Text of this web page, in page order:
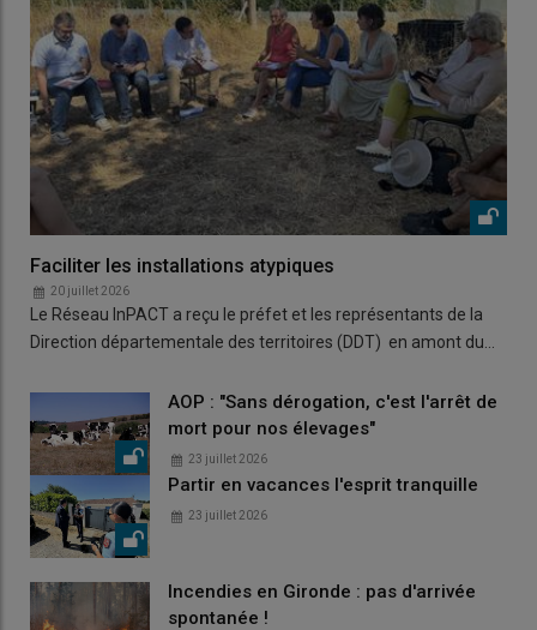
Faciliter les installations atypiques
20 juillet 2026
Le Réseau InPACT a reçu le préfet et les représentants de la
Direction départementale des territoires (DDT) en amont du…
AOP : "Sans dérogation, c'est l'arrêt de
mort pour nos élevages"
23 juillet 2026
Partir en vacances l'esprit tranquille
23 juillet 2026
Incendies en Gironde : pas d'arrivée
spontanée !